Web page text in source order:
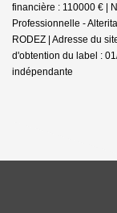
financière : 110000 € |
Professionnelle -
RODEZ | Adresse du
d'obtention du label :
indépendante